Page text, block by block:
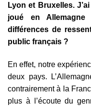
Lyon et Bruxelles.
joué en Allemagne
différences de
public français ?
En effet, notre
deux pays.
contrairement à la
plus à l’écoute du